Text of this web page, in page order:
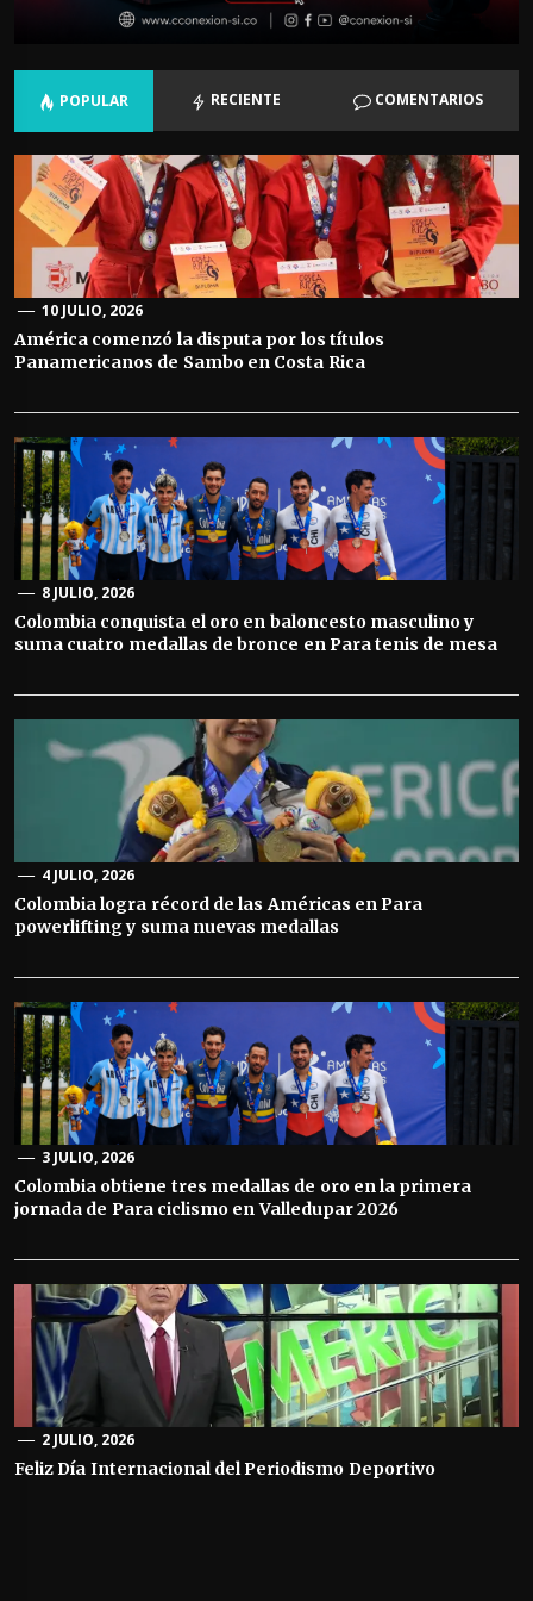
POPULAR RECIENTE COMENTARIOS
10 JULIO, 2026
América comenzó la disputa por los títulos
Panamericanos de Sambo en Costa Rica
8 JULIO, 2026
Colombia conquista el oro en baloncesto masculino y
suma cuatro medallas de bronce en Para tenis de mesa
4 JULIO, 2026
Colombia logra récord de las Américas en Para
powerlifting y suma nuevas medallas
3 JULIO, 2026
Colombia obtiene tres medallas de oro en la primera
jornada de Para ciclismo en Valledupar 2026
2 JULIO, 2026
Feliz Día Internacional del Periodismo Deportivo